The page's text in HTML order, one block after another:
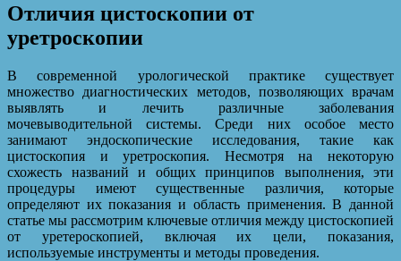
Отличия цистоскопии от
уретроскопии
В современной урологической практике существует
множество диагностических методов, позволяющих врачам
выявлять и лечить различные заболевания
мочевыводительной системы. Среди них особое место
занимают эндоскопические исследования, такие как
цистоскопия и уретроскопия. Несмотря на некоторую
схожесть названий и общих принципов выполнения, эти
процедуры имеют существенные различия, которые
определяют их показания и область применения. В данной
статье мы рассмотрим ключевые отличия между цистоскопией
от уретероскопией, включая их цели, показания,
используемые инструменты и методы проведения.